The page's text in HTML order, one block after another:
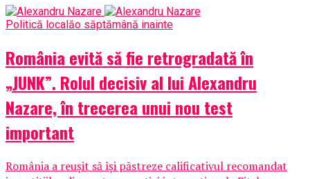
Politică localăo săptămână inainte
România evită să fie retrogradată în
„JUNK”. Rolul decisiv al lui Alexandru
Nazare, în trecerea unui nou test
important
România a reușit să își păstreze calificativul recomandat